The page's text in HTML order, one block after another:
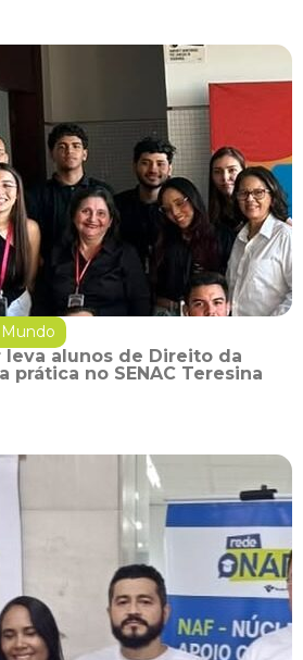
Mundo
alunos de Direito da
prática no SENAC Teresina